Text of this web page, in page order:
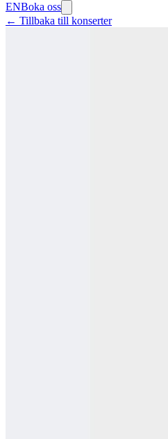
ENBoka oss
← Tillbaka till konserter